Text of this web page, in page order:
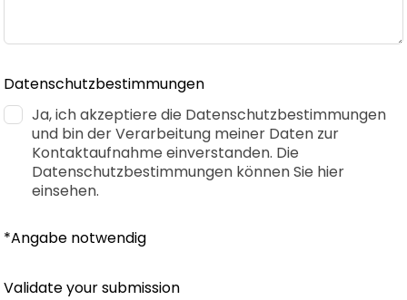
Datenschutzbestimmungen
Ja, ich akzeptiere die Datenschutzbestimmungen
und bin der Verarbeitung meiner Daten zur
Kontaktaufnahme einverstanden. Die
Datenschutzbestimmungen können Sie hier
einsehen.
*Angabe notwendig
Validate your submission